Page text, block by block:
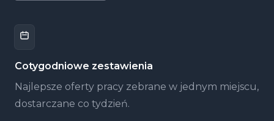
Cotygodniowe zestawienia
Najlepsze oferty pracy zebrane w jednym miejscu,
dostarczane co tydzień.